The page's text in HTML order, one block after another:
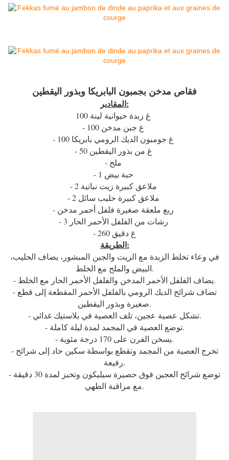
فقاص مدخن بجمبون البابريكا وبذور اليقطين
المقادير:
- 260 غ دقيق
الطريقة:
في وعاء تخلط الزبدة مع الزيت والجبن المبشور، يضاف الحليب،
البيض والملح مع الخلط.
- يضاف الفلفل الأحمر المدخن والفلفل الأحمر الحار مع الخلط.
- تضاف شرائح الديك الرومي بالفلفل الأحمر المقطعة إلى قطع
صغيرة وبذور اليقطين.
- تشكل عصية عجين، تلف العصية في بلاستيك غدائي.
- توضع العصية في المجمد لمدة ليلة كاملة.
- يسخن الفرن على 170 درجة مئوية.
- تخرج العصية من المجمد وتقطع بواسطة سكين حاد إلى شرائح
رفيعة.
- توضع شرائح العجين فوق حصيرة سيليكون وتخبز لمدة 30 دقيقة
مع مراقبة الطهي.